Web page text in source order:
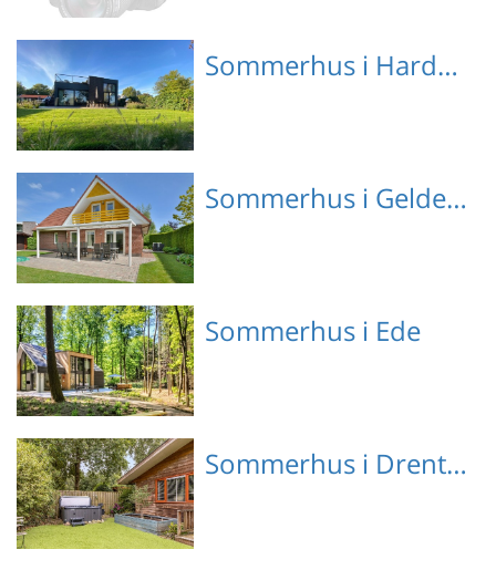
Sommerhus i Harderwijk
Emne nr.: 540-169608-
134793
Sommerhus i Gelderland
Emne nr.: 141-HFL126 Sommerhus i Ede
Emne nr.: 141-HGE175 Sommerhus i Drenthe